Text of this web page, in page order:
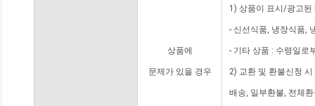
상품에
문제가 있을 경우
1) 상품이 표시/광고된
- 신선식품, 냉장식품,
- 기타 상품 : 수령일로
2) 교환 및 환불신청
배송, 일부환불, 전체